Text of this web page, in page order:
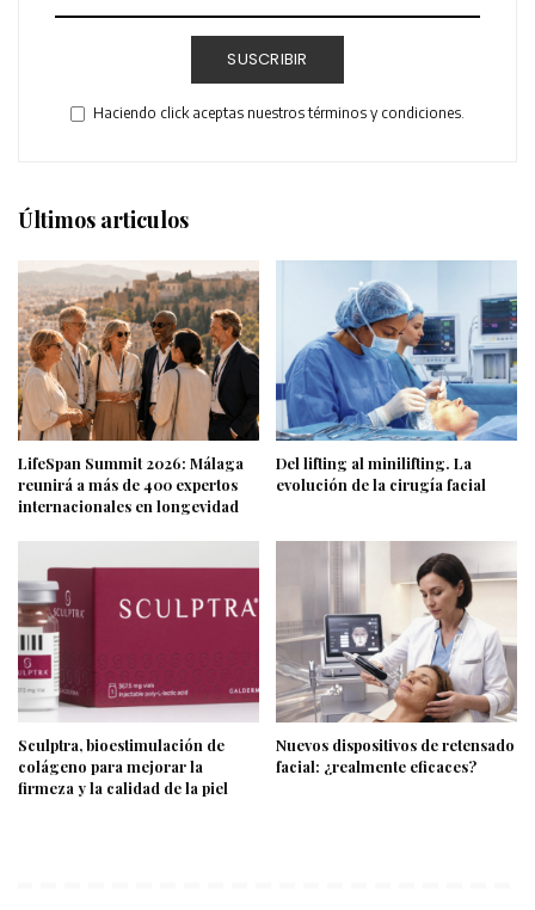
SUSCRIBIR
Haciendo click aceptas nuestros términos y condiciones.
Últimos articulos
LifeSpan Summit 2026: Málaga
reunirá a más de 400 expertos
internacionales en longevidad
Del lifting al minilifting. La
evolución de la cirugía facial
Sculptra, bioestimulación de
colágeno para mejorar la
firmeza y la calidad de la piel
Nuevos dispositivos de retensado
facial: ¿realmente eficaces?